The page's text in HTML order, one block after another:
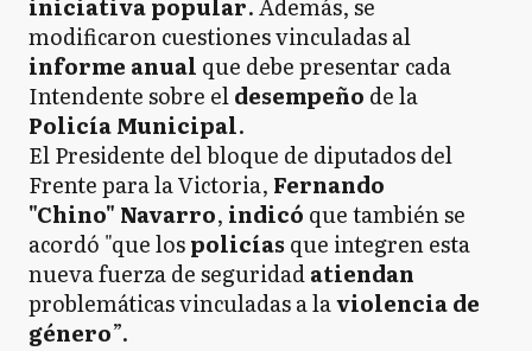
iniciativa popular. Además, se
modificaron cuestiones vinculadas al
informe anual que debe presentar cada
Intendente sobre eldesempeño de la
Policía Municipal.
El Presidente del bloque de diputados del
Frente para la Victoria, Fernando
"Chino" Navarro, indicó que también se
acordó "que lospolicías que integren esta
nueva fuerza de seguridadatiendan
problemáticas vinculadas a laviolencia de
género”.